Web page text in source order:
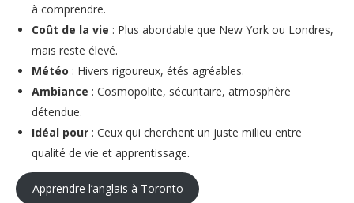
à comprendre.
Coût de la vie : Plus abordable que New York ou Londres,
mais reste élevé.
Météo : Hivers rigoureux, étés agréables.
Ambiance : Cosmopolite, sécuritaire, atmosphère
détendue.
Idéal pour : Ceux qui cherchent un juste milieu entre
qualité de vie et apprentissage.
Apprendre l’anglais à Toronto